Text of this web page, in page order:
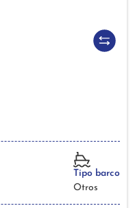
Tipo barco
Otros